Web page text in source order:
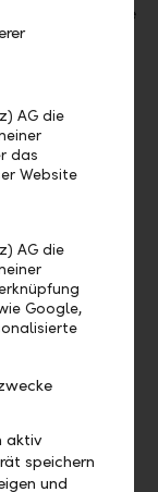
LLB-Gruppe
Mischfonds
Gesamtsieg
der
und
der
Chief
einzelnen
bei
Diese
Ansatz auch
Markt
AG die
das
Website
AG die
Google,
aktiv
speichern
und